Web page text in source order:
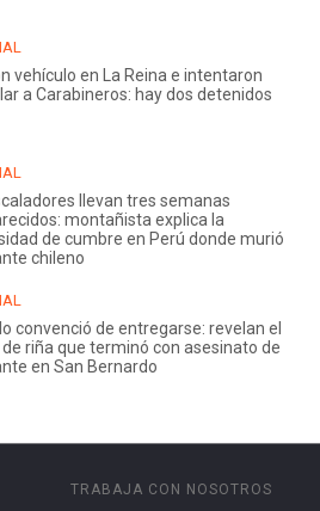
vehículo en La Reina e intentaron
a Carabineros: hay dos detenidos
llevan tres semanas
montañista explica la
de cumbre en Perú donde murió
chileno
convenció de entregarse: revelan el
riña que terminó con asesinato de
en San Bernardo
TRABAJA CON NOSOTROS